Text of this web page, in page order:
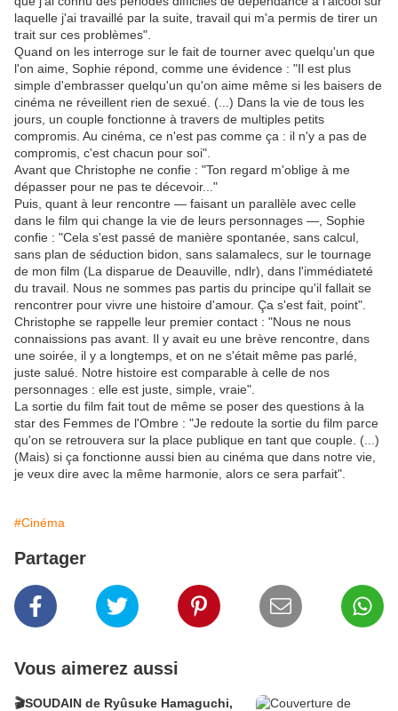
laquelle j'ai travaillé par la suite, travail qui m'a permis de tirer un
trait sur ces problèmes".
Quand on les interroge sur le fait de tourner avec quelqu'un que
l'on aime, Sophie répond, comme une évidence : "Il est plus
simple d'embrasser quelqu'un qu'on aime même si les baisers de
cinéma ne réveillent rien de sexué. (...) Dans la vie de tous les
jours, un couple fonctionne à travers de multiples petits
compromis. Au cinéma, ce n'est pas comme ça : il n'y a pas de
compromis, c'est chacun pour soi".
Avant que Christophe ne confie : "Ton regard m'oblige à me
dépasser pour ne pas te décevoir..."
Puis, quant à leur rencontre — faisant un parallèle avec celle
dans le film qui change la vie de leurs personnages —, Sophie
confie : "Cela s'est passé de manière spontanée, sans calcul,
sans plan de séduction bidon, sans salamalecs, sur le tournage
de mon film (La disparue de Deauville, ndlr), dans l'immédiateté
du travail. Nous ne sommes pas partis du principe qu'il fallait se
rencontrer pour vivre une histoire d'amour. Ça s'est fait, point".
Christophe se rappelle leur premier contact : "Nous ne nous
connaissions pas avant. Il y avait eu une brève rencontre, dans
une soirée, il y a longtemps, et on ne s'était même pas parlé,
juste salué. Notre histoire est comparable à celle de nos
personnages : elle est juste, simple, vraie".
La sortie du film fait tout de même se poser des questions à la
star des Femmes de l'Ombre : "Je redoute la sortie du film parce
qu'on se retrouvera sur la place publique en tant que couple. (...)
(Mais) si ça fonctionne aussi bien au cinéma que dans notre vie,
je veux dire avec la même harmonie, alors ce sera parfait".
#Cinéma
Partager
Vous aimerez aussi
🎬SOUDAIN de Ryûsuke Hamaguchi,